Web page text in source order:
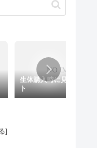
生体購入時に見るべきポ
ト